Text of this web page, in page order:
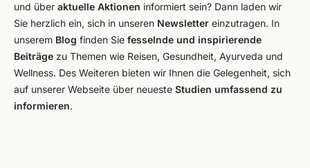
und über aktuelle Aktionen informiert sein? Dann laden wir
Sie herzlich ein, sich in unseren Newsletter einzutragen. In
unserem Blog finden Sie fesselnde und inspirierende
Beiträge zu Themen wie Reisen, Gesundheit, Ayurveda und
Wellness. Des Weiteren bieten wir Ihnen die Gelegenheit, sich
auf unserer Webseite über neueste Studien umfassend zu
informieren.